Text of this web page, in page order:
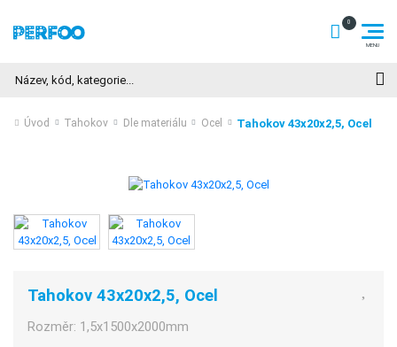
Úvod Tahokov Dle materiálu Ocel Tahokov 43x20x2,5, Ocel
Tahokov 43x20x2,5, Ocel
Rozměr: 1,5x1500x2000mm